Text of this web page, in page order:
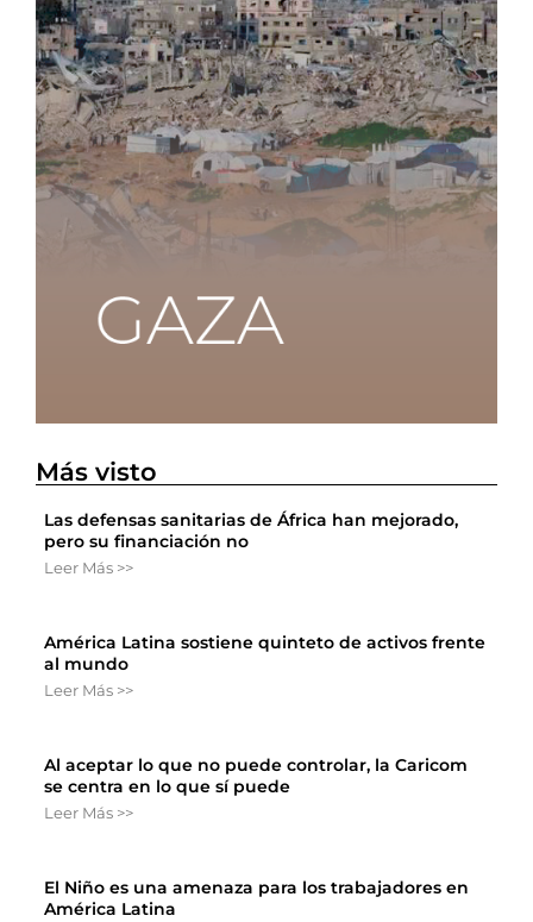
Más visto
Las defensas sanitarias de África han mejorado,
pero su financiación no
Leer Más >>
América Latina sostiene quinteto de activos frente
al mundo
Leer Más >>
Al aceptar lo que no puede controlar, la Caricom
se centra en lo que sí puede
Leer Más >>
El Niño es una amenaza para los trabajadores en
América Latina